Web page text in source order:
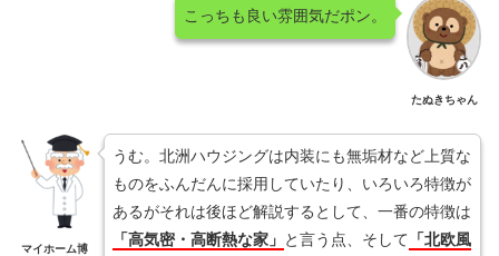
たぬきちゃん
こっちも良い雰囲気だポン。
マイホーム博
うむ。北洲ハウジングは内装にも無垢材など上質な
ものをふんだんに採用していたり、いろいろ特徴が
あるがそれは後ほど解説するとして、一番の特徴は
「高気密・高断熱な家」 と言う点、そして 「北欧風